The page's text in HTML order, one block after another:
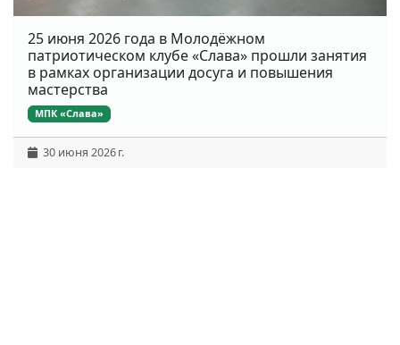
25 июня 2026 года в Молодёжном
патриотическом клубе «Слава» прошли занятия
в рамках организации досуга и повышения
мастерства
МПК «Слава»
30 июня 2026 г.